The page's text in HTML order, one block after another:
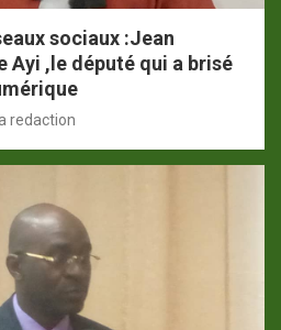
sociaux :Jean
Ayi ,le député qui a brisé
La redaction